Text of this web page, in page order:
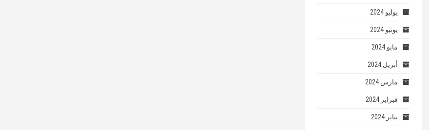
يوليو 2024
يونيو 2024
مايو 2024
أبريل 2024
مارس 2024
فبراير 2024
يناير 2024